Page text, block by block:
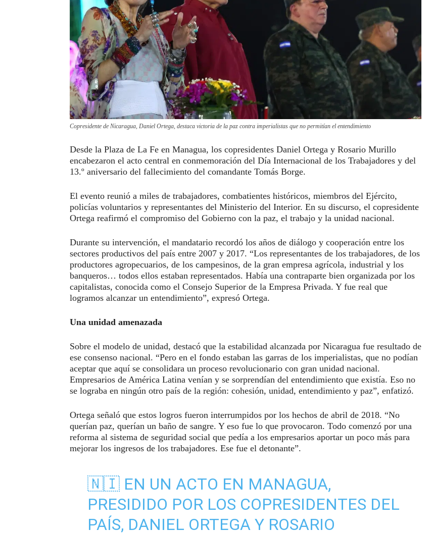
Copresidente de Nicaragua, Daniel Ortega, destaca victoria de la paz contra imperialistas que no permitían el entendimiento
Desde la Plaza de La Fe en Managua, los copresidentes Daniel Ortega y Rosario Murillo
encabezaron el acto central en conmemoración del Día Internacional de los Trabajadores y del
13.º aniversario del fallecimiento del comandante Tomás Borge.
El evento reunió a miles de trabajadores, combatientes históricos, miembros del Ejército,
policías voluntarios y representantes del Ministerio del Interior. En su discurso, el copresidente
Ortega reafirmó el compromiso del Gobierno con la paz, el trabajo y la unidad nacional.
Durante su intervención, el mandatario recordó los años de diálogo y cooperación entre los
sectores productivos del país entre 2007 y 2017. “Los representantes de los trabajadores, de los
productores agropecuarios, de los campesinos, de la gran empresa agrícola, industrial y los
banqueros… todos ellos estaban representados. Había una contraparte bien organizada por los
capitalistas, conocida como el Consejo Superior de la Empresa Privada. Y fue real que
logramos alcanzar un entendimiento”, expresó Ortega.
Una unidad amenazada
Sobre el modelo de unidad, destacó que la estabilidad alcanzada por Nicaragua fue resultado de
ese consenso nacional. “Pero en el fondo estaban las garras de los imperialistas, que no podían
aceptar que aquí se consolidara un proceso revolucionario con gran unidad nacional.
Empresarios de América Latina venían y se sorprendían del entendimiento que existía. Eso no
se lograba en ningún otro país de la región: cohesión, unidad, entendimiento y paz”, enfatizó.
Ortega señaló que estos logros fueron interrumpidos por los hechos de abril de 2018. “No
querían paz, querían un baño de sangre. Y eso fue lo que provocaron. Todo comenzó por una
reforma al sistema de seguridad social que pedía a los empresarios aportar un poco más para
mejorar los ingresos de los trabajadores. Ese fue el detonante”.
🇳🇮 EN UN ACTO EN MANAGUA,
PRESIDIDO POR LOS COPRESIDENTES DEL
PAÍS, DANIEL ORTEGA Y ROSARIO